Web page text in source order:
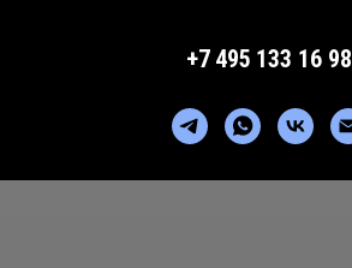
+7 495 133 16 98